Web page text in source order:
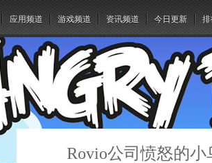
应用频道 游戏频道 资讯频道 今日更新
Rovio公司愤怒的